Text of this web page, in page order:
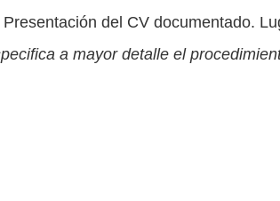
Presentación del CV documentado.
a mayor detalle el